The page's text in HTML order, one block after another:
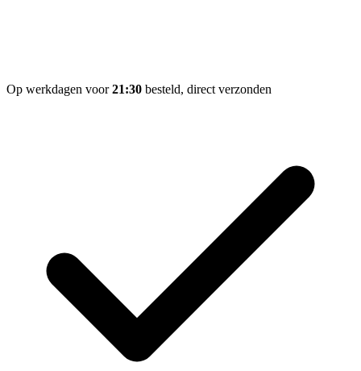
Op werkdagen voor21:30 besteld, direct verzonden